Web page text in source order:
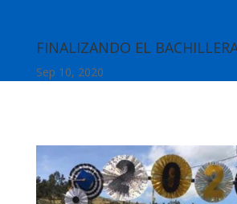
FINALIZANDO EL
Sep 10, 2020